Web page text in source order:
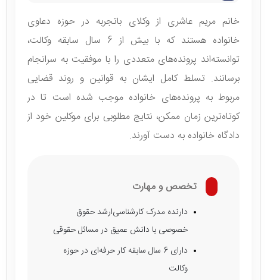
خانم مریم عاشری از وکلای باتجربه در حوزه دعاوی
خانواده هستند که با بیش از 6 سال سابقه وکالت،
توانسته‌اند پرونده‌های متعددی را با موفقیت به سرانجام
برسانند. تسلط کامل ایشان به قوانین و روند قضایی
مربوط به پرونده‌های خانواده موجب شده است تا در
کوتاه‌ترین زمان ممکن، نتایج مطلوبی برای موکلین خود از
دادگاه خانواده به دست آورند.
تخصص و مهارت
دارنده مدرک کارشناسی‌ارشد حقوق
خصوصی با دانش عمیق در مسائل حقوقی
دارای 6 سال سابقه کار حرفه‌ای در حوزه
وکالت